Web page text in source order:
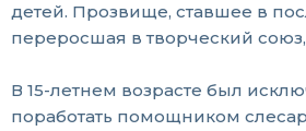
детей. Прозвище, ставшее в
переросшая в творческий
В 15-летнем возрасте был
поработать помощником